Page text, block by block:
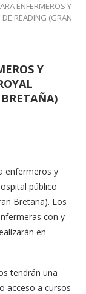
ENFERMEROS Y
DE READING (GRAN
Y
enfermeros y
público
Bretaña). Los
con y
en
tendrán una
acceso a cursos